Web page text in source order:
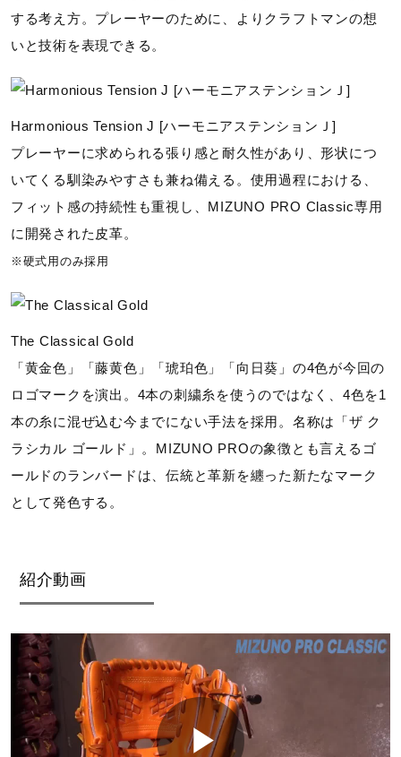
する考え方。プレーヤーのために、よりクラフトマンの想
いと技術を表現できる。
Harmonious Tension J [ハーモニアステンションＪ]
プレーヤーに求められる張り感と耐久性があり、形状につ
いてくる馴染みやすさも兼ね備える。使用過程における、
フィット感の持続性も重視し、MIZUNO PRO Classic専用
に開発された皮革。
※硬式用のみ採用
The Classical Gold
「黄金色」「藤黄色」「琥珀色」「向日葵」の4色が今回の
ロゴマークを演出。4本の刺繍糸を使うのではなく、4色を1
本の糸に混ぜ込む今までにない手法を採用。名称は「ザ ク
ラシカル ゴールド」。MIZUNO PROの象徴とも言えるゴ
ールドのランバードは、伝統と革新を纏った新たなマーク
として発色する。
紹介動画